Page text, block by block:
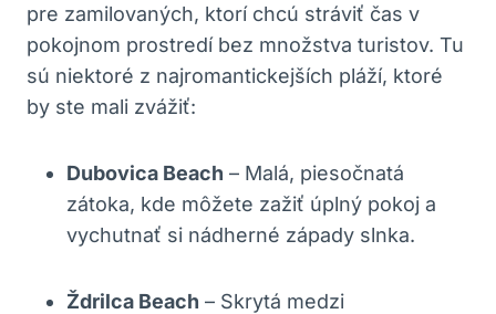
pre zamilovaných, ktorí chcú stráviť čas v
pokojnom prostredí bez množstva turistov. Tu
sú niektoré z najromantickejších pláží, ktoré
by ste mali zvážiť:
Dubovica Beach – Malá, piesočnatá
zátoka, kde môžete zažiť úplný pokoj a
vychutnať si nádherné západy slnka.
Ždrilca Beach – Skrytá medzi